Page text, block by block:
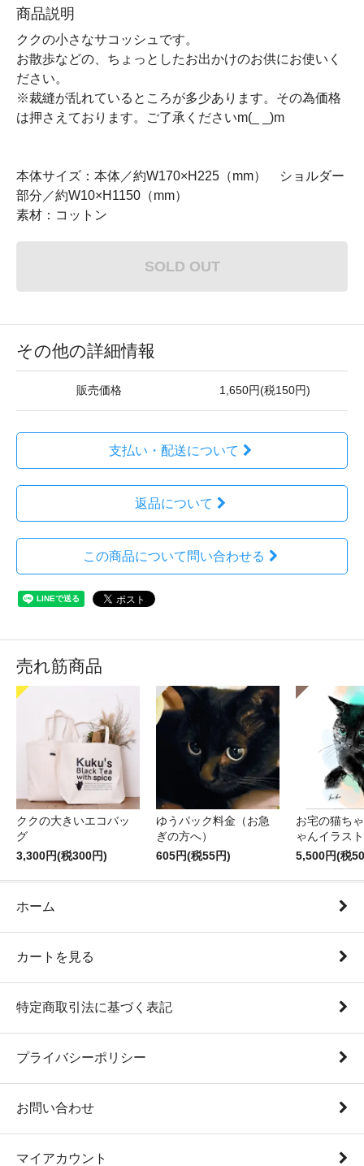
商品説明
ククの小さなサコッシュです。
お散歩などの、ちょっとしたお出かけのお供にお使いく
ださい。
※裁縫が乱れているところが多少あります。その為価格
は押さえております。ご了承くださいm(_ _)m
本体サイズ：本体／約W170×H225（mm） ショルダー
部分／約W10×H1150（mm）
素材：コットン
SOLD OUT
その他の詳細情報
販売価格 1,650円(税150円)
支払い・配送について
返品について
この商品について問い合わせる
売れ筋商品
ククの大きいエコバッ
グ
3,300円(税300円)
ゆうパック料金（お急
ぎの方へ）
605円(税55円)
お宅の猫ち
ゃんイラス
5,500円(税
ホーム
カートを見る
特定商取引法に基づく表記
プライバシーポリシー
お問い合わせ
マイアカウント